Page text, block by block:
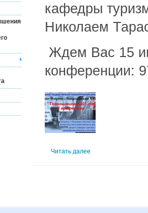
кафедры
Николаем
Ждем Вас 15
конференции:
Читать далее